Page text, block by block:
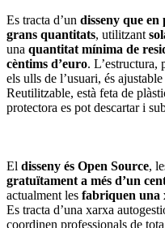
Es tracta d’un disseny que
grans quantitats, utilitzant
una quantitat mínima de
cèntims d’euro. L’estructura,
els ulls de l’usuari, és
Reutilitzable, està feta de
protectora es pot descartar i
El disseny és Open Source,
gratuïtament a més d’un
actualment les fabriquen una
Es tracta d’una xarxa
coordinen professionals de